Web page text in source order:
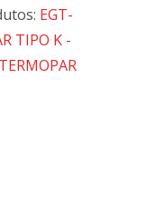
EGT-
TIPO K -
TERMOPAR